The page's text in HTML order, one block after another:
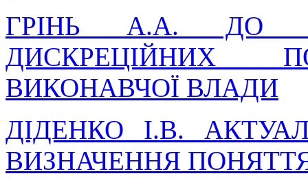
ГРІНЬ А.А. ДО
ДИСКРЕЦІЙНИХ
ВИКОНАВЧОЇ ВЛАДИ
ДІДЕНКО І.В.
ВИЗНАЧЕННЯ